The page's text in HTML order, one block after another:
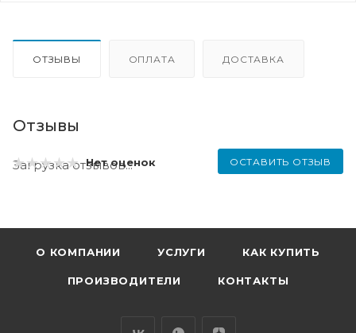
ОТЗЫВЫ ОПЛАТА ДОСТАВКА
Отзывы
Нет оценок ОСТАВИТЬ ОТЗЫВ
Загрузка отзывов...
О КОМПАНИИ УСЛУГИ КАК КУПИТЬ
ПРОИЗВОДИТЕЛИ КОНТАКТЫ